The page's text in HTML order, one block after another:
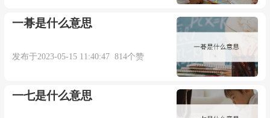
一朞是什么意思
发布于2023-05-15 11:40:47 814个赞
一七是什么意思